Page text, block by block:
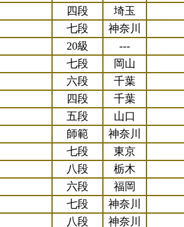
四段 埼玉
七段 神奈川
20級 ---
七段 岡山
六段 千葉
四段 千葉
五段 山口
師範 神奈川
七段 東京
八段 栃木
六段 福岡
七段 神奈川
八段 神奈川